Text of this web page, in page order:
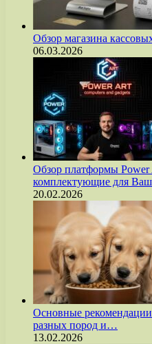
Обзор магазина
06.03.2026
Обзор платформы
комплектующие для
20.02.2026
Основные
разных пород и…
13.02.2026